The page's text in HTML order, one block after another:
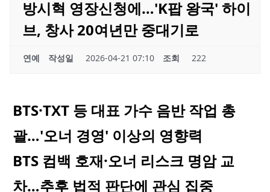
방시혁 영장신청에…'K팝 왕국' 하이
브, 창사 20여년만 중대기로
연예 작성일 2026-04-21 07:10 조회 222
BTS·TXT 등 대표 가수 음반 작업 총
괄…'오너 경영' 이상의 영향력
BTS 컴백 호재·오너 리스크 명암 교
차…추후 법적 판단에 관심 집중